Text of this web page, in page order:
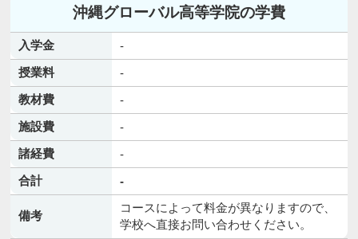
沖縄グローバル高等学院の学費
入学金
-
授業料
-
教材費
-
施設費
-
諸経費
-
合計
-
備考
コースによって料金が異なりますので、
学校へ直接お問い合わせください。